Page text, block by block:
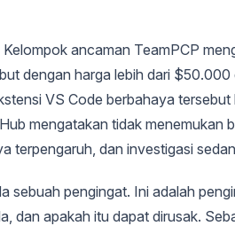
ancaman TeamPCP
dengan harga lebih dari
VS Code berbahaya tersebut
mengatakan tidak menemukan
terpengaruh, dan investigasi
sebuah pengingat. Ini adalah
dan apakah itu dapat dirusak.